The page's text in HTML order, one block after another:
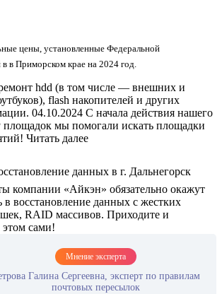
цены, установленные Федеральной
в в Приморском крае на 2024 год.
hdd (в том числе — внешних и
flash накопителей и других
04.10.2024 С начала действия нашего
площадок мы помогали искать площадки
Читать далее
данных в г. Дальнегорск
компании «Айкэн» обязательно окажут
восстановление данных с жестких
RAID массивов. Приходите и
этом сами!
Мнение эксперта
Галина Сергеевна, эксперт по правилам
почтовых пересылок